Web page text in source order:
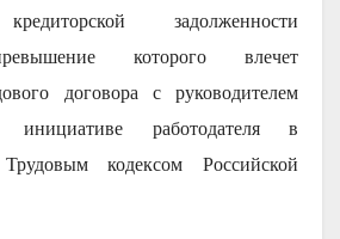
задолженности
которого влечет
договора с руководителем
работодателя в
кодексом Российской